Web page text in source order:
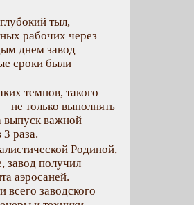
тыл,
рабочих через
днем завод
сроки были
темпов, такого
не только выполнять
выпуск важной
раза.
Родиной,
завод получил
аэросаней.
всего заводского